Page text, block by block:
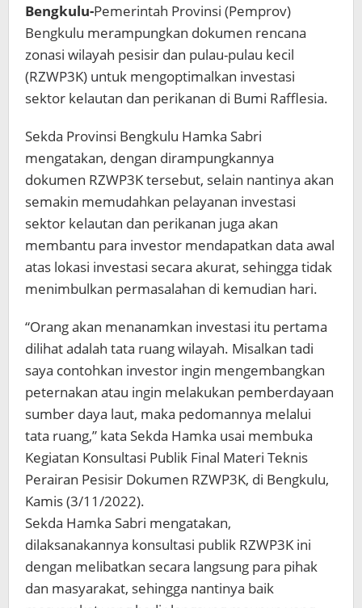
Bengkulu-Pemerintah Provinsi (Pemprov)
Bengkulu merampungkan dokumen rencana
zonasi wilayah pesisir dan pulau-pulau kecil
(RZWP3K) untuk mengoptimalkan investasi
sektor kelautan dan perikanan di Bumi Rafflesia.
Sekda Provinsi Bengkulu Hamka Sabri
mengatakan, dengan dirampungkannya
dokumen RZWP3K tersebut, selain nantinya akan
semakin memudahkan pelayanan investasi
sektor kelautan dan perikanan juga akan
membantu para investor mendapatkan data awal
atas lokasi investasi secara akurat, sehingga tidak
menimbulkan permasalahan di kemudian hari.
“Orang akan menanamkan investasi itu pertama
dilihat adalah tata ruang wilayah. Misalkan tadi
saya contohkan investor ingin mengembangkan
peternakan atau ingin melakukan pemberdayaan
sumber daya laut, maka pedomannya melalui
tata ruang,” kata Sekda Hamka usai membuka
Kegiatan Konsultasi Publik Final Materi Teknis
Perairan Pesisir Dokumen RZWP3K, di Bengkulu,
Kamis (3/11/2022).
Sekda Hamka Sabri mengatakan,
dilaksanakannya konsultasi publik RZWP3K ini
dengan melibatkan secara langsung para pihak
dan masyarakat, sehingga nantinya baik